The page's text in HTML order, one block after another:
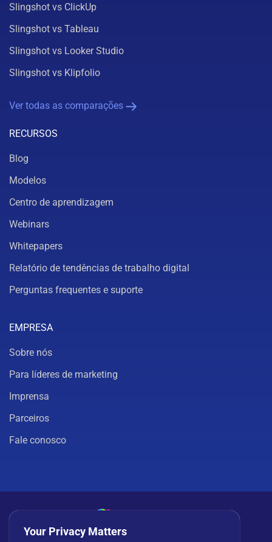
Slingshot vs ClickUp
Slingshot vs Tableau
Slingshot vs Looker Studio
Slingshot vs Klipfolio
Ver todas as comparações
RECURSOS
Blog
Modelos
Centro de aprendizagem
Webinars
Whitepapers
Relatório de tendências de trabalho digital
Perguntas frequentes e suporte
EMPRESA
Sobre nós
Para líderes de marketing
Imprensa
Parceiros
Fale conosco
Your Privacy Matters